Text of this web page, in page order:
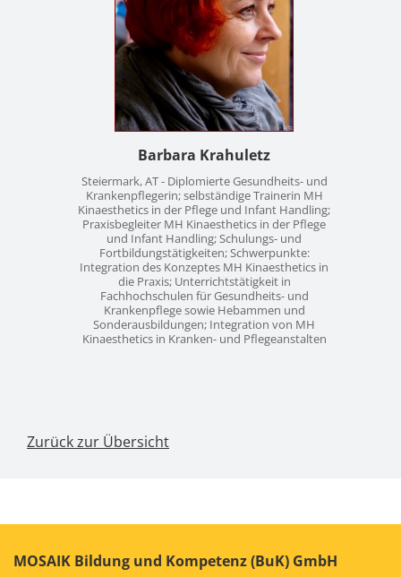
Barbara Krahuletz
Steiermark, AT - Diplomierte Gesundheits- und
Krankenpflegerin; selbständige Trainerin MH
Kinaesthetics in der Pflege und Infant Handling;
Praxisbegleiter MH Kinaesthetics in der Pflege
und Infant Handling; Schulungs- und
Fortbildungstätigkeiten; Schwerpunkte:
Integration des Konzeptes MH Kinaesthetics in
die Praxis; Unterrichtstätigkeit in
Fachhochschulen für Gesundheits- und
Krankenpflege sowie Hebammen und
Sonderausbildungen; Integration von MH
Kinaesthetics in Kranken- und Pflegeanstalten
Zurück zur Übersicht
MOSAIK Bildung und Kompetenz (BuK) GmbH